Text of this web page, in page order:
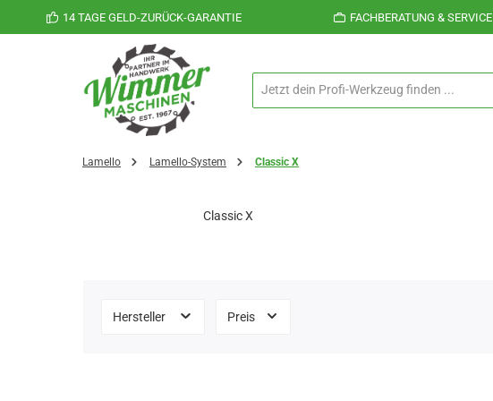
Hauptinhalt springen
Zur Suche springen
Zur Hauptnavigation springen
14 TAGE GELD-ZURÜCK-GARANTIE FACHBERATUNG & SERVICE
Lamello Lamello-System Classic X
Classic X
Hersteller Preis